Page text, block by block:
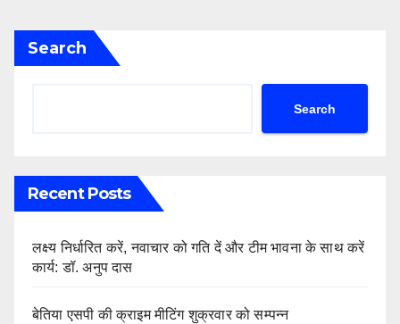
Search
Search
Recent Posts
लक्ष्य निर्धारित करें, नवाचार को गति दें और टीम भावना के साथ करें
कार्य: डॉ. अनुप दास
बेतिया एसपी की क्राइम मीटिंग शुक्रवार को सम्पन्न